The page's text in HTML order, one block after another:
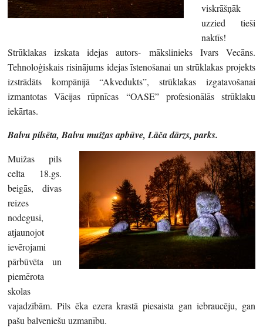
viskrāšņāk
uzzied tieši
naktīs!
Strūklakas izskata idejas autors- mākslinieks Ivars Vecāns.
Tehnoloģiskais risinājums idejas īstenošanai un strūklakas projekts
izstrādāts kompānijā “Akvedukts”, strūklakas izgatavošanai
izmantotas Vācijas rūpnīcas “OASE” profesionālās strūklaku
iekārtas.
Balvu pilsēta, Balvu muižas apbūve, Lāča dārzs, parks.
Muižas pils
celta 18.gs.
beigās, divas
reizes
nodegusi,
atjaunojot
ievērojami
pārbūvēta un
piemērota
skolas
vajadzībām. Pils ēka ezera krastā piesaista gan iebraucēju, gan
pašu balveniešu uzmanību.